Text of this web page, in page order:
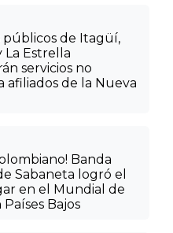
públicos de Itagüí,
Estrella
servicios no
afiliados de la Nueva
Banda
Sabaneta logró el
en el Mundial de
Bajos